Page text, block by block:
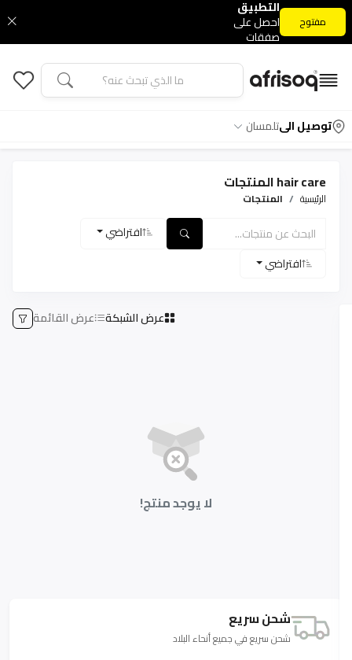
التطبيق
احصل على
صفقات
الحصرية
مفتوح
توصيل الىتلمسان
hair care المنتجات
الرئيسية المنتجات
افتراضي
افتراضي
عرض الشبكة عرض القائمة
لا يوجد منتج!
شحن سريع
شحن سريع في جميع أنحاء البلاد